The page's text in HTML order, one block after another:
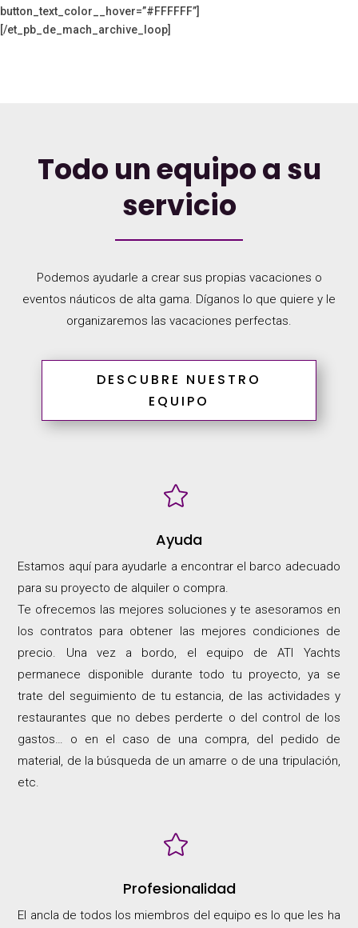
button_text_color__hover=”#FFFFFF”]
[/et_pb_de_mach_archive_loop]
Todo un equipo a su
servicio
Podemos ayudarle a crear sus propias vacaciones o
eventos náuticos de alta gama. Díganos lo que quiere y le
organizaremos las vacaciones perfectas.
DESCUBRE NUESTRO
EQUIPO

Ayuda
Estamos aquí para ayudarle a encontrar el barco adecuado
para su proyecto de alquiler o compra.
Te ofrecemos las mejores soluciones y te asesoramos en
los contratos para obtener las mejores condiciones de
precio. Una vez a bordo, el equipo de ATI Yachts
permanece disponible durante todo tu proyecto, ya se
trate del seguimiento de tu estancia, de las actividades y
restaurantes que no debes perderte o del control de los
gastos… o en el caso de una compra, del pedido de
material, de la búsqueda de un amarre o de una tripulación,
etc.

Profesionalidad
El ancla de todos los miembros del equipo es lo que les ha